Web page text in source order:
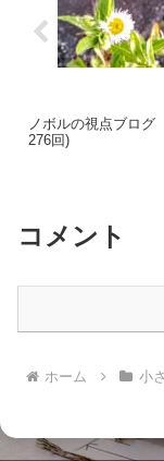
ノボルの視点ブロ
276回)
コメント
ホーム 小